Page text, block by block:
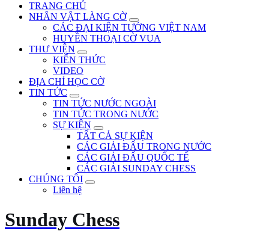
TRANG CHỦ
NHÂN VẬT LÀNG CỜ
CÁC ĐẠI KIỆN TƯỚNG VIỆT NAM
HUYỀN THOẠI CỜ VUA
THƯ VIỆN
KIẾN THỨC
VIDEO
ĐỊA CHỈ HỌC CỜ
TIN TỨC
TIN TỨC NƯỚC NGOÀI
TIN TỨC TRONG NƯỚC
SỰ KIỆN
TẤT CẢ SỰ KIỆN
CÁC GIẢI ĐẤU TRONG NƯỚC
CÁC GIẢI ĐẤU QUỐC TẾ
CÁC GIẢI SUNDAY CHESS
CHÚNG TÔI
Liên hệ
Sunday Chess